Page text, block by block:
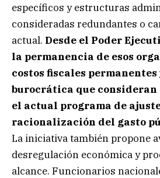
específicos y estructuras
consideradas redundantes o
actual. Desde el Poder
la permanencia de esos
costos fiscales
burocrática que
el actual programa de
racionalización del gasto
La iniciativa también propone
desregulación económica y
alcance. Funcionarios